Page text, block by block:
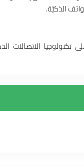
الذكيّة.
الاتصالات